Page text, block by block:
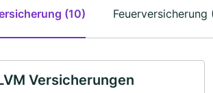
(10) Feuerversicherung
Versicherungen